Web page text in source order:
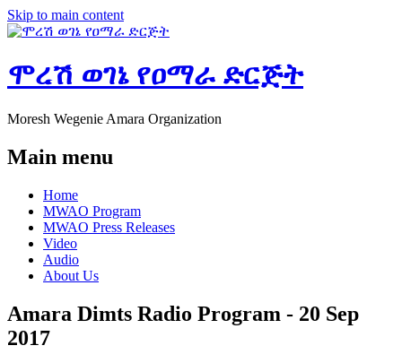
Skip to main content
ሞረሽ ወገኔ የዐማራ ድርጅት
Moresh Wegenie Amara Organization
Main menu
Home
MWAO Program
MWAO Press Releases
Video
Audio
About Us
Amara Dimts Radio Program - 20 Sep
2017